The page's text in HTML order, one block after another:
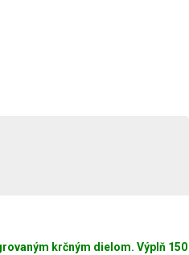
krčným dielom. Výplň 150